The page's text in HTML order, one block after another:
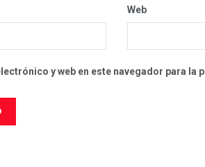
Web
y web en este navegador para la